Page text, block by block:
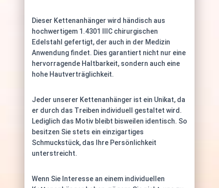
Dieser Kettenanhänger wird händisch aus
hochwertigem 1.4301 IIIC chirurgischen
Edelstahl gefertigt, der auch in der Medizin
Anwendung findet. Dies garantiert nicht nur eine
hervorragende Haltbarkeit, sondern auch eine
hohe Hautverträglichkeit.
Jeder unserer Kettenanhänger ist ein Unikat, da
er durch das Treiben individuell gestaltet wird.
Lediglich das Motiv bleibt bisweilen identisch. So
besitzen Sie stets ein einzigartiges
Schmuckstück, das Ihre Persönlichkeit
unterstreicht.
Wenn Sie Interesse an einem individuellen